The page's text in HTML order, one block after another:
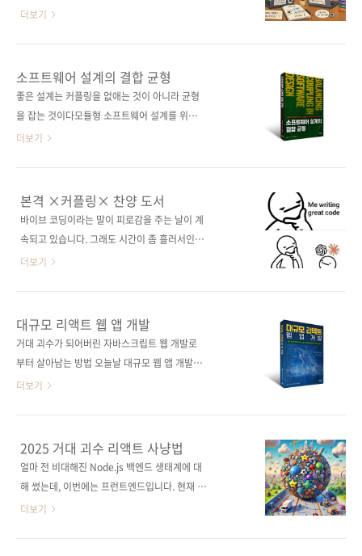
람 대신 일을 맡길 수 있는 AI 에이전트 시스템이
완성되어 있을 것이다. 도서 구매 사이트(가나다
사] [쿠팡] 전자책 구매 사이트(가나다순) [교보
문고] [구글북스] [리디북스] [알라딘] [예스이십
사] 출판..
Gemini 같은 AI에 먼저 말을 거는 게 훨씬 자연
범위는 정말 놀라울 정도로 넓어졌습니다. 그런
데 막상 작업 흐름을 가만히 들여다보면 이상하
게 피곤할 때가 있습니다. 정작 중요한 단계는 여
과를 다시 다듬고, 필요한 것만 골라 붙이고, 여
러 도구를 오가며 완성하는 과정은 여전히 수작
히 맡기고 있다는 느낌과는 확실히 거리가 있습
니다. 그래서 《처음 만나는 AI 에이전트 with
랭체인 & MCP》는 '어떻게 ..
더보기
소프트웨어 설계의 결합 균형
좋은 설계는 커플링을 없애는 것이 아니라 균형
을 잡는 것이다모듈형 소프트웨어 설계를 위한
‘균형 잡힌 결합(커플링)‘이라는 혁신적인 프레
과 기법을 정제해 소프트웨어 설계 의사결정을
위한 간결하고 실용적인 지침으로 제시한다. 저
자는 구체적인 사례를 통해 결합이 무조건 줄여
같은 기준으로 판단해서 활용할 수 있는 설계 도
구임을 보여준다. 복잡한 시스템을 더 잘 나누고,
트와 개발자에게 탄탄한 판단 기준을 제공하는
책이다. 도서 구매 사이트(가나다순) [교보문고]
[도서11번가] [알라딘] [예스이십사] [쿠팡] ..
더보기
본격 ×커플링× 찬양 도서
바이브 코딩이라는 말이 피로감을 주는 날이 계
속되고 있습니다. 그래도 시간이 좀 흘러서인지
예전처럼 바이브 코딩을 무슨 마법처럼 숭상하
다. 무려 작년 8월 GeekNews Weekly 글을 옮
깁니다. 이제는 모든 프로젝트를 바이브 코딩으
로 처리할 수 없다는 점은 다들 체감하고 계실 겁
는 시스템일수록, 결국 설계 능력이 뒷받침돼야
하기 때문입니다. 많은 시스템은 다양한 관점에
하지 않으면 AI가 대신 만들어 준 결과물만 쌓이
는 상황에서 정작 아무것도 이해하지 못하게 될
수도 있으니까요. 여전히 많은 사람이 바이브 코
딩으로 무엇을..
더보기
대규모 리액트 웹 앱 개발
거대 괴수가 되어버린 자바스크립트 웹 개발로
부터 살아남는 방법 오늘날 대규모 웹 앱 개발의
어려움을 극복하기 위해서는 알아야 할 게 많다.
는 법을 다룬다. 전반부에서는 복잡성, 디자인 시
스템, 데이터 페칭, 상태 관리, 국제화, 코드 조직
화 같은 핵심 개념을 살펴본다. 후반부는 개인화,
이션, 타입스크립트 등 세부 영역을 좀 더 자세히
설명한다. 확장 및 유지보수가 가능한 대규모 시
더보기
2025 거대 괴수 리액트 사냥법
얼마 전 비대해진 Node.js 백엔드 생태계에 대
해 썼는데, 이번에는 프런트엔드입니다. 현재 프
런트엔드의 사실상 표준은 리액트입니다. 리액
더보기